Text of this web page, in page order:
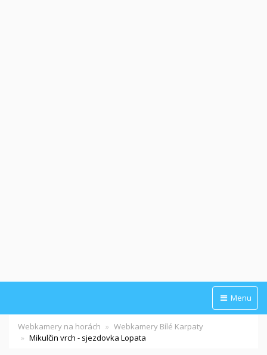
Menu
Webkamery na horách
Webkamery Bílé Karpaty
Mikulčin vrch - sjezdovka Lopata